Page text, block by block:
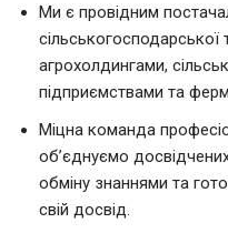
Ми є провідним
агрохолдингами,
підприємствами та
Міцна команда
об’єднуємо
обміну знаннями та
свій досвід.